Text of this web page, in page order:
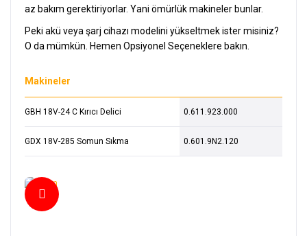
az bakım gerektiriyorlar. Yani ömürlük makineler bunlar.
Peki akü veya şarj cihazı modelini yükseltmek ister misiniz?
O da mümkün. Hemen Opsiyonel Seçeneklere bakın.
Makineler
GBH 18V-24 C Kırıcı Delici 0.611.923.000
GDX 18V-285 Somun Sıkma 0.601.9N2.120